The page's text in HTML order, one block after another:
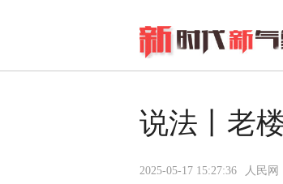
说法丨老
2025-05-17 15:27:36 人民网